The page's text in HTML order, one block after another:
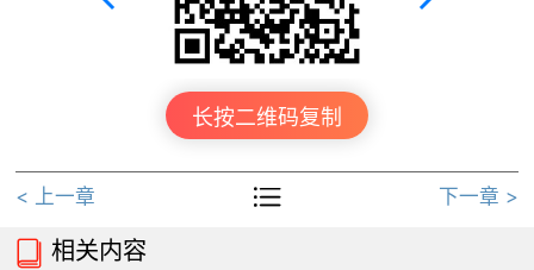
长按二维码复制
< 上一章  下一章 >
 相关内容